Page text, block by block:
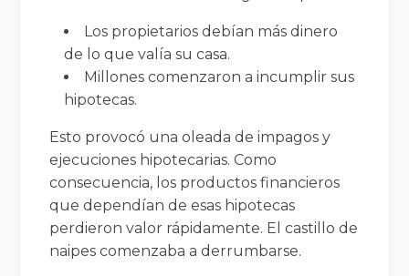
Los propietarios debían más dinero
de lo que valía su casa.
Millones comenzaron a incumplir sus
hipotecas.
Esto provocó una oleada de impagos y
ejecuciones hipotecarias. Como
consecuencia, los productos financieros
que dependían de esas hipotecas
perdieron valor rápidamente. El castillo de
naipes comenzaba a derrumbarse.